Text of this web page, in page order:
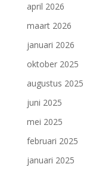
april 2026
maart 2026
januari 2026
oktober 2025
augustus 2025
juni 2025
mei 2025
februari 2025
januari 2025